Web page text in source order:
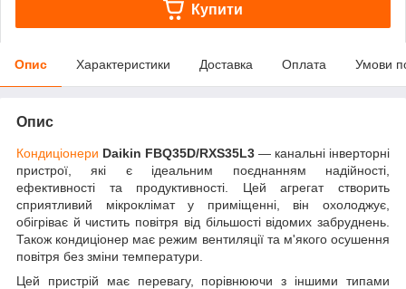
Купити
Опис Характеристики Доставка Оплата Умови
Опис
Кондиціонери Daikin FBQ35D/RXS35L3 — канальні інверторні
пристрої, які є ідеальним поєднанням надійності,
ефективності та продуктивності. Цей агрегат створить
сприятливий мікроклімат у приміщенні, він охолоджує,
обігріває й чистить повітря від більшості відомих забруднень.
Також кондиціонер має режим вентиляції та м'якого осушення
повітря без зміни температури.
Цей пристрій має перевагу, порівнюючи з іншими типами